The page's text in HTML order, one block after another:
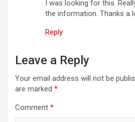
I was looking for this.
the information. Thanks a
Reply
Leave a Reply
Your email address will not be
are marked *
Comment *